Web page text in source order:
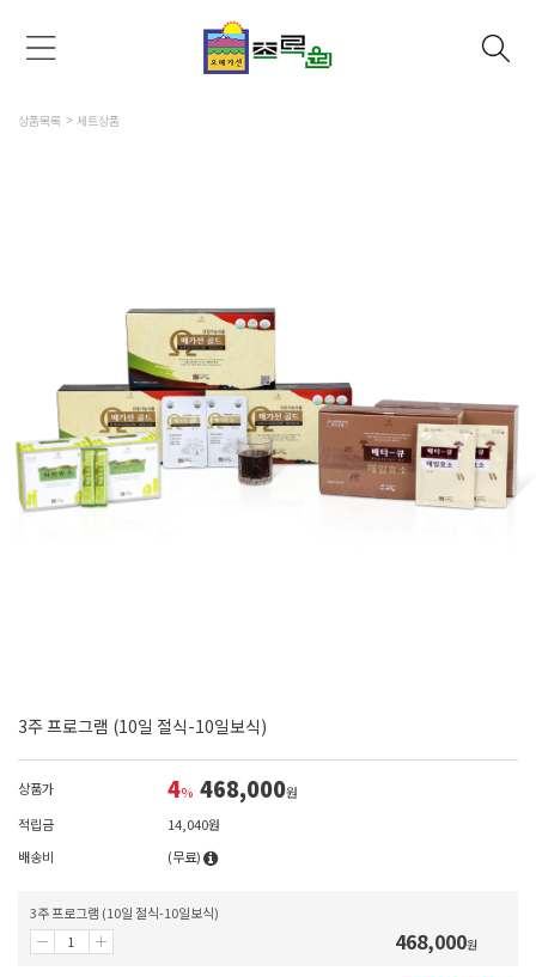
상품목록 세트상품
3주 프로그램 (10일 절식-10일보식)
상품가 4% 468,000원
적립금
14,040원
배송비
(무료)
3주 프로그램 (10일 절식-10일보식)
468,000원